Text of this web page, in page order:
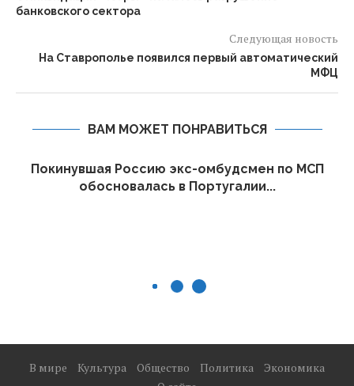
банковского сектора
Следующая новость
На Ставрополье появился первый автоматический
МФЦ
ВАМ МОЖЕТ ПОНРАВИТЬСЯ
Покинувшая Россию экс-омбудсмен по МСП
обосновалась в Португалии...
В мире Культура Общество Политика
Экономика